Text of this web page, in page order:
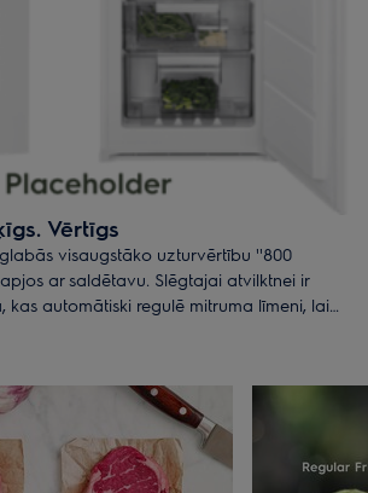
Vērtīgs
visaugstāko uzturvērtību ''800
ar saldētavu. Slēgtajai atvilktnei ir
kas automātiski regulē mitruma līmeni, lai